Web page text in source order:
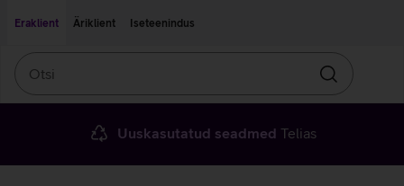
Eraklient
Äriklient Iseteenindus
Otsin
Uuskasutatud seadmed Telias